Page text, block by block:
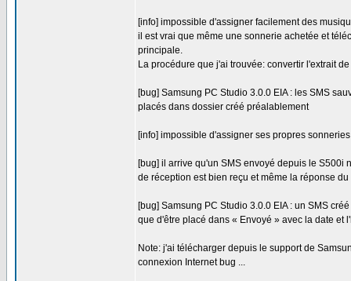
[info] impossible d'assigner facilement des
il est vrai que même une sonnerie achetée et
principale.
La procédure que j'ai trouvée: convertir l'extrait
[bug] Samsung PC Studio 3.0.0 EIA : les SMS
placés dans dossier créé préalablement
[info] impossible d'assigner ses propres
[bug] il arrive qu'un SMS envoyé depuis le
de réception est bien reçu et même la réponse
[bug] Samsung PC Studio 3.0.0 EIA : un SMS
que d'être placé dans « Envoyé » avec la date et
Note: j'ai télécharger depuis le support de
connexion Internet bug ...